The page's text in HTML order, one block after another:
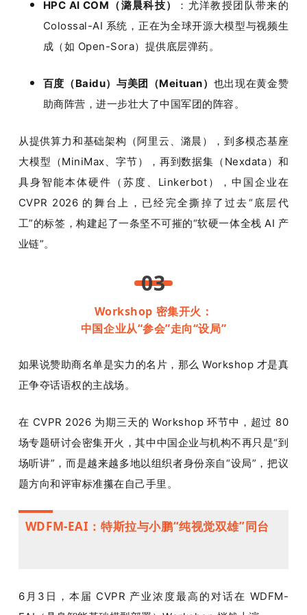
HPC AI COM（潞晨科技）
：尤洋教授团队带来的
Colossal-AI 系统，正在为全球开源大模型与视频生
成（如 Open-Sora）提供底层弹药。
百度（Baidu） 与美团（Meituan） 也出现在黄金赞
助商阵营，进一步壮大了中国军团的阵容。
从提供算力和基础架构（阿里云、潞晨），到多模态基座
大模型（MiniMax、字节），再到数据集（Nexdata）和
具身智能本体硬件（苏度、Linkerbot），中国企业在
CVPR 2026 的舞台上，已经完全撕掉了过去“底层代
工”的标签，构建起了一条坚不可摧的“软硬一体全栈 AI 产
业链”。
03
Workshop 密集开火：
中国企业从“参会”走向“设局”
如果说赞助商名单是实力的名片，那么 Workshop 才是真
正争夺话语权的主战场。
在 CVPR 2026 为期三天的 Workshop 环节中，超过 80
场专题研讨会密集开火，其中中国企业与机构不再只是“到
场听讲”，而是越来越多地以组织者身份亲自“设局”，把议
题方向和评审标准攥在自己手里。
WDFM-EAI：特斯拉与小鹏“纯视觉双雄”同台
6月3日，本届 CVPR 产业浓度最高的对话在 WDFM-